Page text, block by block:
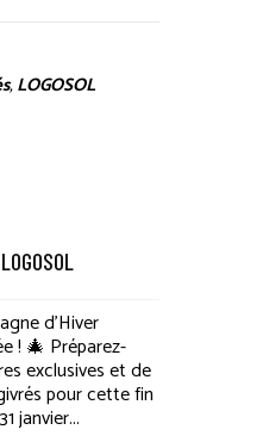
,LOGOSOL
d’Hiver
! 🎄 Préparez-
exclusives et de
pour cette fin
janvier...